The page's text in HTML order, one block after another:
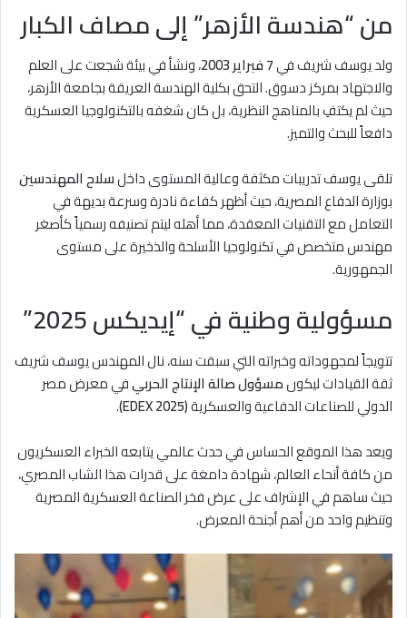
من “هندسة الأزهر” إلى مصاف الكبار
ولد يوسف شريف في7 فبراير 2003
، ونشأ في بيئة شجعت على العلم
والاجتهاد بمركز دسوق. التحق بكلية الهندسة العريقة بجامعة الأزهر،
حيث لم يكتفِ بالمناهج النظرية، بل كان شغفه بالتكنولوجيا العسكرية
دافعاً للبحث والتميز.
تلقى يوسف تدريبات مكثفة وعالية المستوى داخلسلاح المهندسين
بوزارة الدفاع المصرية، حيث أظهر كفاءة نادرة وسرعة بديهة في
التعامل مع التقنيات المعقدة، مما أهله ليتم تصنيفه رسمياً كأصغر
مهندس متخصص في تكنولوجيا الأسلحة والذخيرة على مستوى
الجمهورية.
مسؤولية وطنية في “إيديكس 2025”
تتويجاً لمجهوداته وخبراته التي سبقت سنه، نال المهندس يوسف شريف
ثقة القيادات ليكونمسؤول صالة الإنتاج الحربيفي معرض مصر
الدولي للصناعات الدفاعية والعسكرية(EDEX 2025)
.
ويعد هذا الموقع الحساس في حدث عالمي يتابعه الخبراء العسكريون
من كافة أنحاء العالم، شهادة دامغة على قدرات هذا الشاب المصري،
حيث ساهم في الإشراف على عرض فخر الصناعة العسكرية المصرية
وتنظيم واحد من أهم أجنحة المعرض.